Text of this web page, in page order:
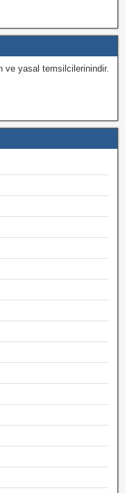
ve yasal temsilcilerinindir.